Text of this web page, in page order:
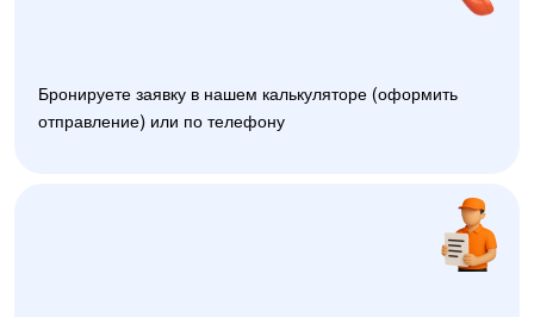
Бронируете заявку в нашем калькуляторе (оформить
отправление) или по телефону